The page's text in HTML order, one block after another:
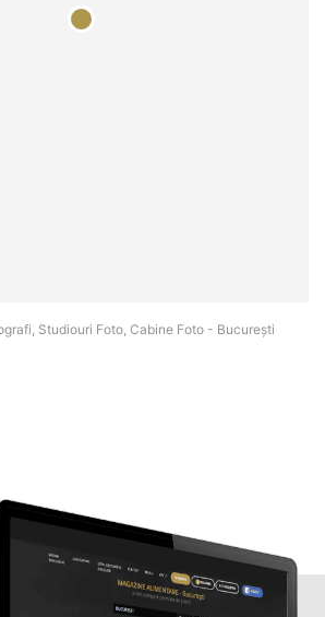
Studiouri Foto, Cabine Foto - Bucureşti